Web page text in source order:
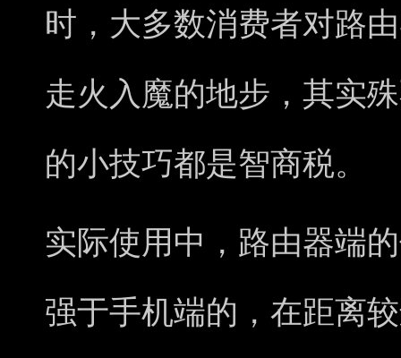
时，大多数消费者对路
走火入魔的地步，其实
的小技巧都是智商税。
实际使用中，路由器端
强于手机端的，在距离